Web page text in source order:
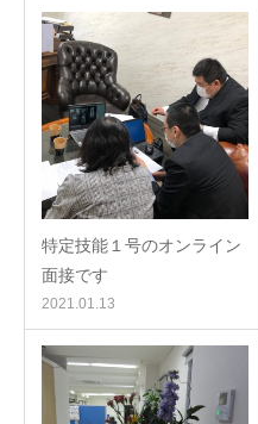
特定技能１号のオンライン
面接です
2021.01.13